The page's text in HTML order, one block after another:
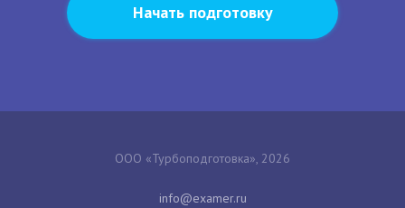
Начать подготовку
ООО «Турбоподготовка», 2026